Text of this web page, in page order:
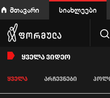
მთავარი სიახლეები
ᲧᲕᲔᲚᲐ ᲕᲘᲓᲔᲝ
ᲧᲕᲔᲚᲐ ᲐᲠᲩᲔᲕᲜᲔᲑᲘ